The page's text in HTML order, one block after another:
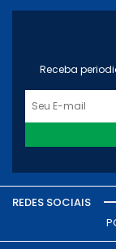
Receba
REDES SOCIAIS